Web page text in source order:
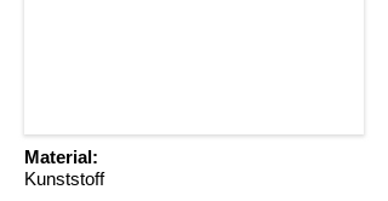
Material:
Kunststoff